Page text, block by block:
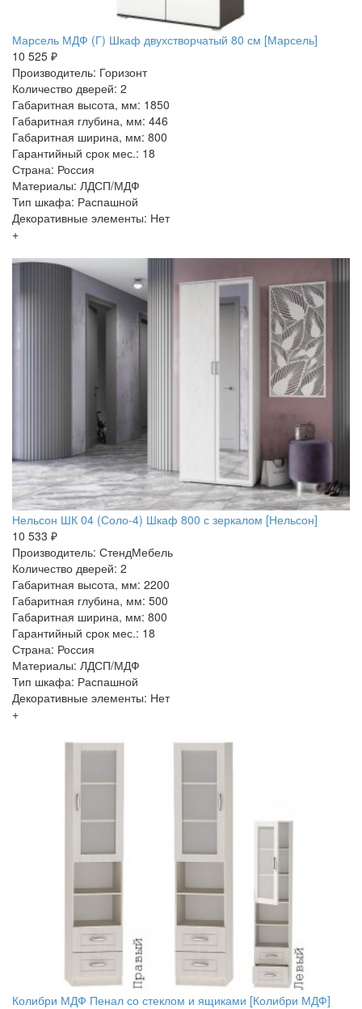
Марсель МДФ (Г) Шкаф двухстворчатый 80 см [Марсель]
10 525 ₽
Производитель: Горизонт
Количество дверей: 2
Габаритная высота, мм: 1850
Габаритная глубина, мм: 446
Габаритная ширина, мм: 800
Гарантийный срок мес.: 18
Страна: Россия
Материалы: ЛДСП/МДФ
Тип шкафа: Распашной
Декоративные элементы: Нет
+
Нельсон ШК 04 (Соло-4) Шкаф 800 с зеркалом [Нельсон]
10 533 ₽
Производитель: СтендМебель
Количество дверей: 2
Габаритная высота, мм: 2200
Габаритная глубина, мм: 500
Габаритная ширина, мм: 800
Гарантийный срок мес.: 18
Страна: Россия
Материалы: ЛДСП/МДФ
Тип шкафа: Распашной
Декоративные элементы: Нет
+
Колибри МДФ Пенал со стеклом и ящиками [Колибри МДФ]